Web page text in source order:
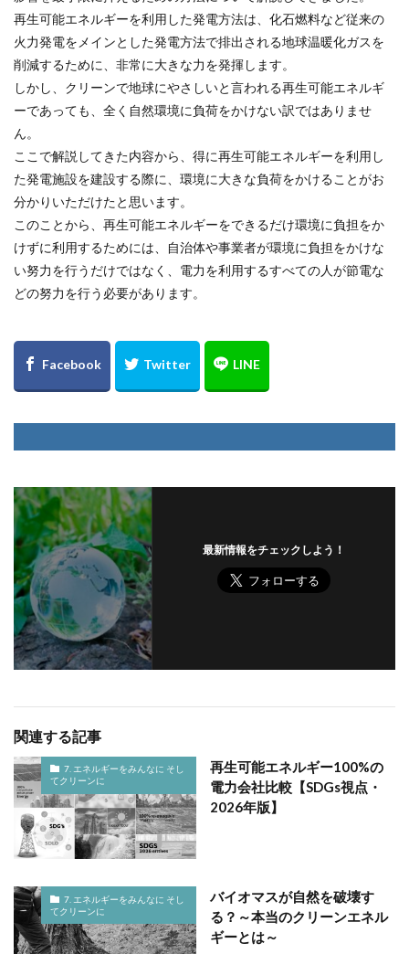
再生可能エネルギーを利用した発電方法は、化石燃料など従来の
火力発電をメインとした発電方法で排出される地球温暖化ガスを
削減するために、非常に大きな力を発揮します。
しかし、クリーンで地球にやさしいと言われる再生可能エネルギ
ーであっても、全く自然環境に負荷をかけない訳ではありませ
ん。
ここで解説してきた内容から、得に再生可能エネルギーを利用し
た発電施設を建設する際に、環境に大きな負荷をかけることがお
分かりいただけたと思います。
このことから、再生可能エネルギーをできるだけ環境に負担をか
けずに利用するためには、自治体や事業者が環境に負担をかけな
い努力を行うだけではなく、電力を利用するすべての人が節電な
どの努力を行う必要があります。
最新情報をチェックしよう！
関連する記事
7. エネルギーをみんなに そし
てクリーンに
再生可能エネルギー100%の
電力会社比較【SDGs視点・
2026年版】
7. エネルギーをみんなに そし
てクリーンに
バイオマスが自然を破壊す
る？～本当のクリーンエネル
ギーとは～